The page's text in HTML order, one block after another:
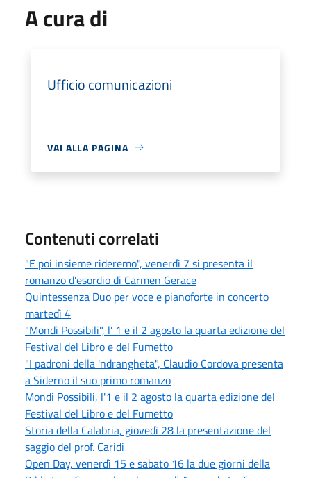
A cura di
Ufficio comunicazioni
VAI ALLA PAGINA
Contenuti correlati
"E poi insieme rideremo", venerdì 7 si presenta il
romanzo d'esordio di Carmen Gerace
Quintessenza Duo per voce e pianoforte in concerto
martedì 4
"Mondi Possibili", l' 1 e il 2 agosto la quarta edizione del
Festival del Libro e del Fumetto
"I padroni della 'ndrangheta", Claudio Cordova presenta
a Siderno il suo primo romanzo
Mondi Possibili, l'1 e il 2 agosto la quarta edizione del
Festival del Libro e del Fumetto
Storia della Calabria, giovedì 28 la presentazione del
saggio del prof. Caridi
Open Day, venerdì 15 e sabato 16 la due giorni della